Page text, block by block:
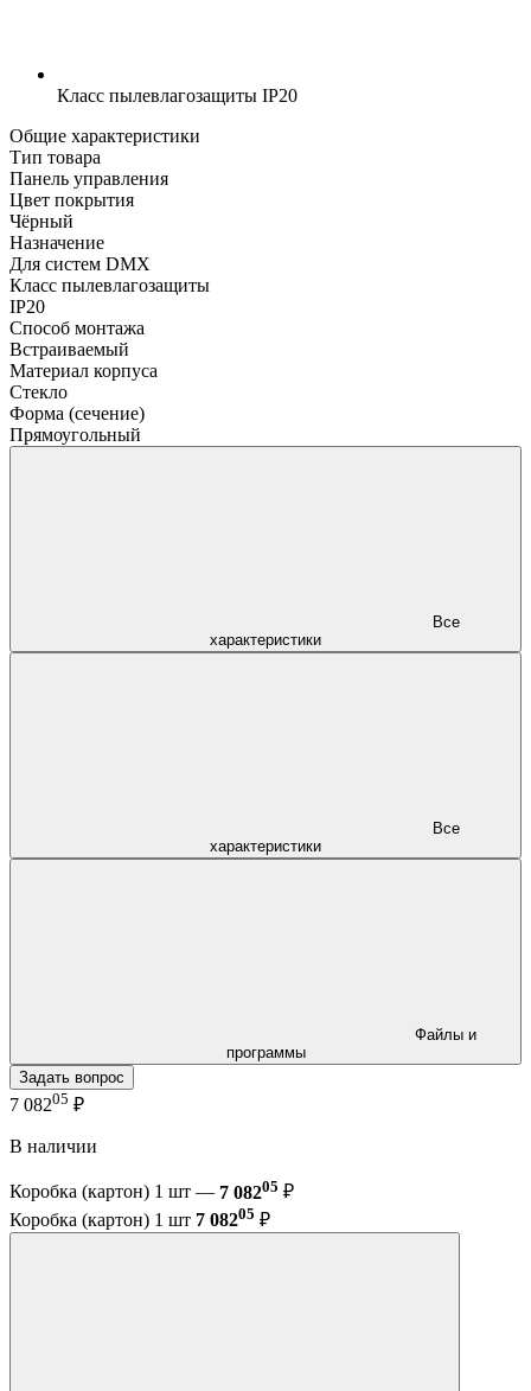
Класс пылевлагозащиты IP20
Общие характеристики
Тип товара
Панель управления
Цвет покрытия
Чёрный
Назначение
Для систем DMX
Класс пылевлагозащиты
IP20
Способ монтажа
Встраиваемый
Материал корпуса
Стекло
Форма (сечение)
Прямоугольный
характеристики
характеристики
программы
Задать вопрос
7 08205 ₽
В наличии
Коробка (картон) 1 шт — 7 08205 ₽
Коробка (картон) 1 шт 7 08205 ₽